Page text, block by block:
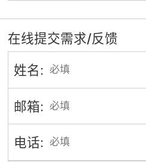
在线提交需求/反馈
姓名:
邮箱:
电话: